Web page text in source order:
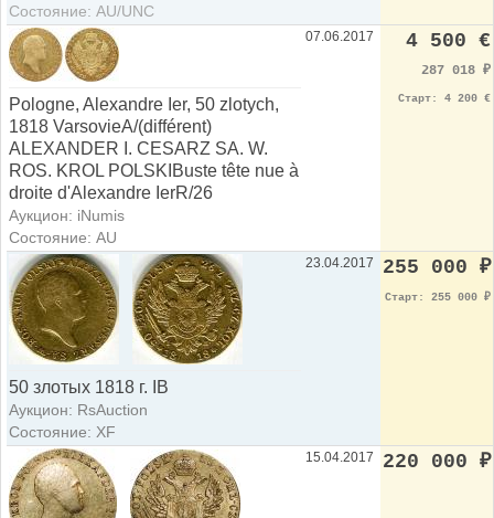
Состояние: AU/UNC
Pologne, Alexandre Ier, 50 zlotych,
1818 VarsovieA/(différent)
ALEXANDER I. CESARZ SA. W.
ROS. KROL POLSKIBuste tête nue à
droite d'Alexandre IerR/26
Аукцион: iNumis
Состояние: AU
07.06.2017 4 500 €
287 018 ₽
Старт: 4 200 €
50 злотых 1818 г. IB
Аукцион: RsAuction
Состояние: XF
23.04.2017 255 000 ₽
Старт: 255 000 ₽
15.04.2017 220 000 ₽